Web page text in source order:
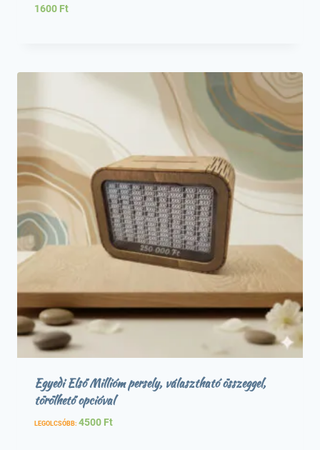
1600 Ft
Egyedi Első Millióm persely, választható összeggel,
törölhető opcióval
LEGOLCSÓBB: 4500 Ft